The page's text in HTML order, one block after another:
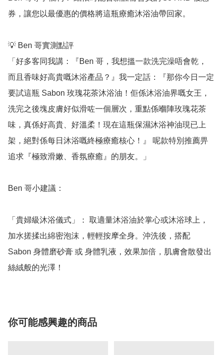
券，讓您以最優惠的價格將這瓶療癒沐浴油帶回家。
💡 Ben 哥實測點評
「好多客同我講：『Ben 哥，我想搵一款洗完澡唔會乾，
而且香味好高貴嘅沐浴產品？』我一定話：『那你今日一定
要試這瓶 Sabon 玫瑰花茶沐浴油！佢係沐浴油界嘅女王，
洗完之後塊皮膚好似滑咗一個層次，重點係嗰陣玫瑰花茶
味，真係好高貴、好溫柔！現在這瓶保濕沐浴神油現已上
架，絕對係每日沐浴嘅終極療癒核心！』 呢款特別推薦畀
追求『極致滑嫩、香氛療癒』的朋友。」
Ben 哥小建議：
「貴婦級沐浴儀式」： 取適量沐浴油於掌心或沐浴球上，
加水搓揉出綿密泡沫，輕輕按摩全身。沖洗後，搭配
Sabon 身體磨砂膏 或 身體乳液，效果加倍，肌膚會散發出
絲絨般的光澤！
你可能感興趣的商品